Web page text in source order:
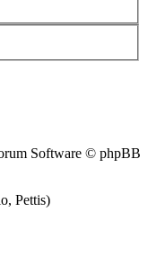
Software © phpBB
Pettis)